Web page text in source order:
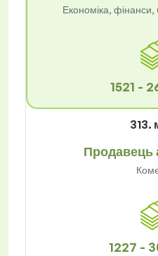
Економіка, фінанси,
1521 -
313.
Продавець
1227 -